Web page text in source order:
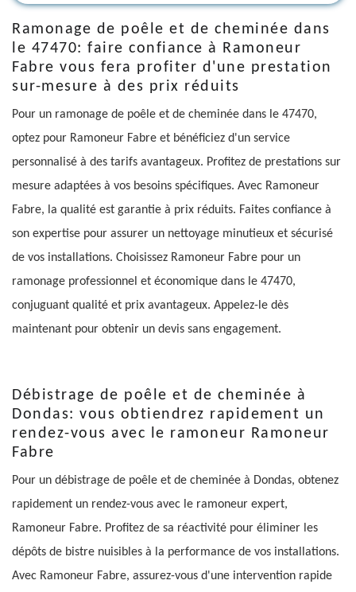
Ramonage de poêle et de cheminée dans
le 47470: faire confiance à Ramoneur
Fabre vous fera profiter d'une prestation
sur-mesure à des prix réduits
Pour un ramonage de poêle et de cheminée dans le 47470,
optez pour Ramoneur Fabre et bénéficiez d'un service
personnalisé à des tarifs avantageux. Profitez de prestations sur
mesure adaptées à vos besoins spécifiques. Avec Ramoneur
Fabre, la qualité est garantie à prix réduits. Faites confiance à
son expertise pour assurer un nettoyage minutieux et sécurisé
de vos installations. Choisissez Ramoneur Fabre pour un
ramonage professionnel et économique dans le 47470,
conjuguant qualité et prix avantageux. Appelez-le dès
maintenant pour obtenir un devis sans engagement.
Débistrage de poêle et de cheminée à
Dondas: vous obtiendrez rapidement un
rendez-vous avec le ramoneur Ramoneur
Fabre
Pour un débistrage de poêle et de cheminée à Dondas, obtenez
rapidement un rendez-vous avec le ramoneur expert,
Ramoneur Fabre. Profitez de sa réactivité pour éliminer les
dépôts de bistre nuisibles à la performance de vos installations.
Avec Ramoneur Fabre, assurez-vous d'une intervention rapide